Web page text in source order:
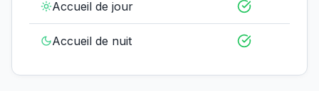
Accueil de jour
Accueil de nuit